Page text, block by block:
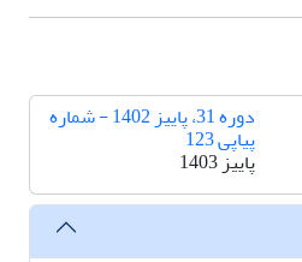
دوره 31، پاییز 1402 - شماره
پیاپی 123
پاییز 1403